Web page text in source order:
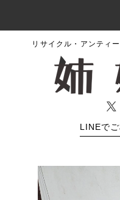
リサイクル・アンティ
LINEで